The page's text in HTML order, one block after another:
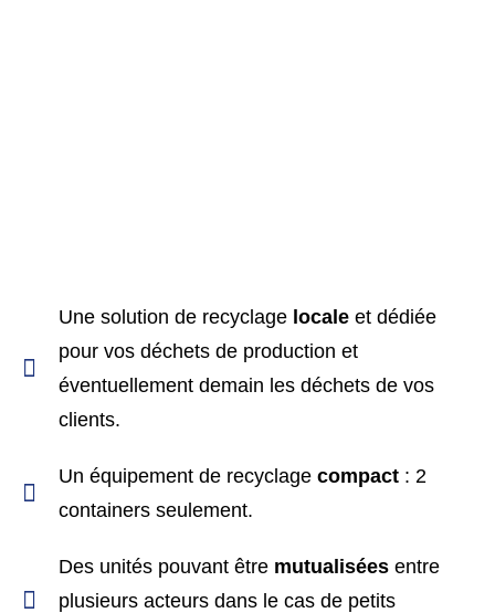
Une solution de recyclage localeet dédiée
pour vos déchets de production et
éventuellement demain les déchets de vos
clients.
Un équipement de recyclage compact: 2
containers seulement.
Des unités pouvant être mutualiséesentre
plusieurs acteurs dans le cas de petits